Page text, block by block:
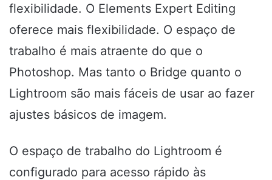
flexibilidade. O Elements Expert Editing
oferece mais flexibilidade. O espaço de
trabalho é mais atraente do que o
Photoshop. Mas tanto o Bridge quanto o
Lightroom são mais fáceis de usar ao fazer
ajustes básicos de imagem.
O espaço de trabalho do Lightroom é
configurado para acesso rápido às